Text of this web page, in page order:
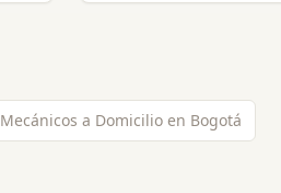
Mecánicos a Domicilio en Bogotá